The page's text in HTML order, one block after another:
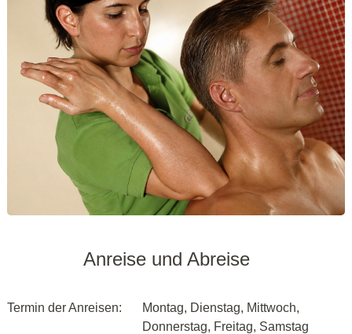
Anreise und Abreise
Termin der Anreisen:
Montag, Dienstag, Mittwoch,
Donnerstag, Freitag, Samstag